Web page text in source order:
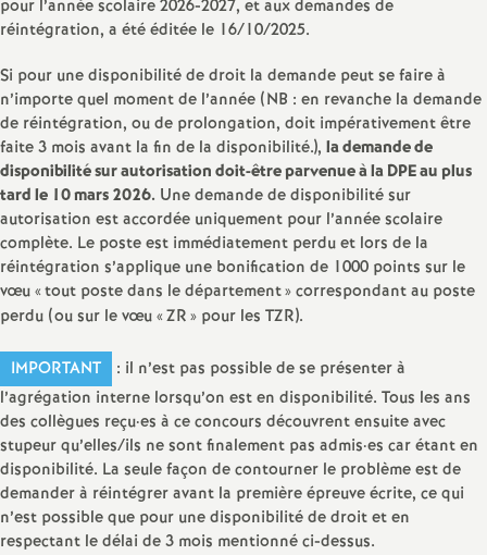
l
d
e
s
E
n
s
e
i
g
pour l’année scolaire 2026-2027, et aux demandes de
réintégration, a été éditée le 16/10/2025.
Si pour une disponibilité de droit la demande peut se faire à
n’importe quel moment de l’année (NB : en revanche la demande
de réintégration, ou de prolongation, doit impérativement être
faite 3 mois avant la fin de la disponibilité.), la demande de
disponibilité sur autorisation doit-être parvenue à la DPE au plus
tard le 10 mars 2026. Une demande de disponibilité sur
autorisation est accordée uniquement pour l’année scolaire
complète. Le poste est immédiatement perdu et lors de la
réintégration s’applique une bonification de 1000 points sur le
vœu «tout poste dans le département» correspondant au poste
perdu (ou sur le vœu «ZR» pour les TZR).
IMPORTANT
: il n’est pas possible de se présenter à
l’agrégation interne lorsqu’on est en disponibilité. Tous les ans
des collègues reçu·es à ce concours découvrent ensuite avec
stupeur qu’elles/ils ne sont finalement pas admis·es car étant en
disponibilité. La seule façon de contourner le problème est de
demander à réintégrer avant la première épreuve écrite, ce qui
n’est possible que pour une disponibilité de droit et en
respectant le délai de 3 mois mentionné ci-dessus.